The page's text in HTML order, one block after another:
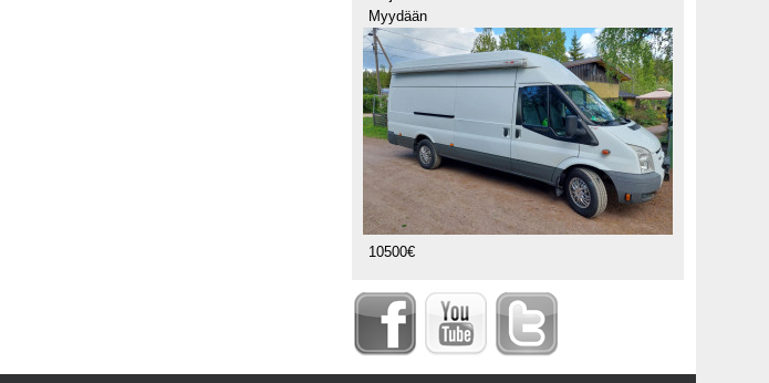
Myydään
10500€